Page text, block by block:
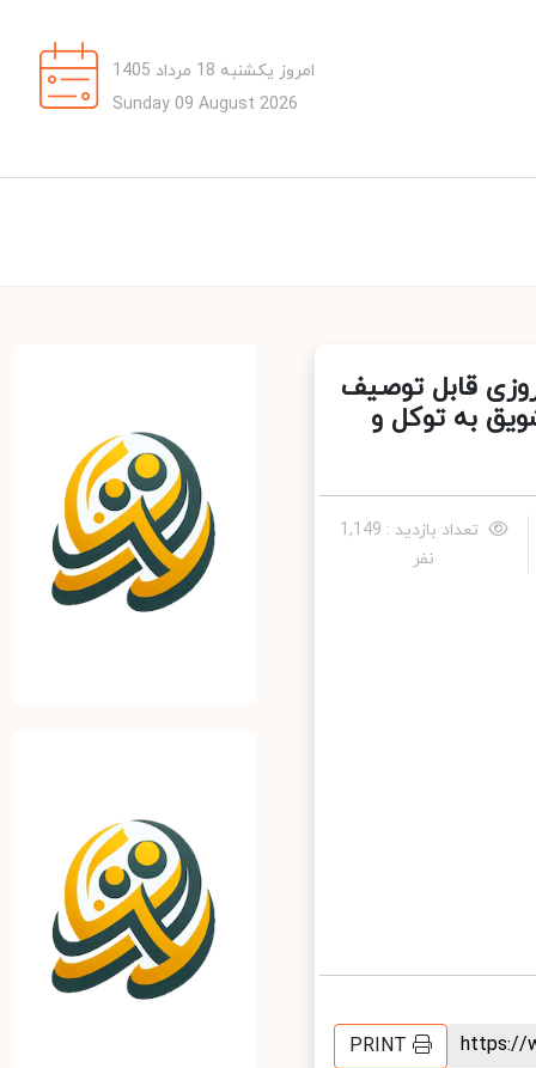
امروز یکشنبه 18 مرداد 1405
Sunday 09 August 2026
قابل توصیف
به توکل و
تعداد بازدید : 1,149
نفر
PRINT